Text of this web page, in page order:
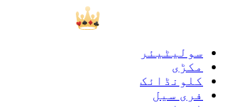
سولیٹیئر
مکڑی
کلونڈائک
فری سیل